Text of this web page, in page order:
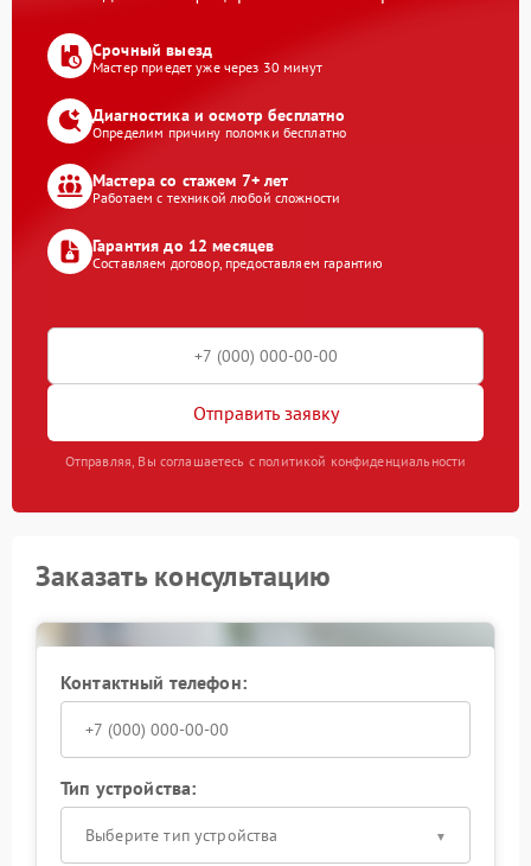
Срочный выезд
Мастер приедет уже через 30 минут
Диагностика и осмотр бесплатно
Определим причину поломки бесплатно
Мастера со стажем 7+ лет
Работаем с техникой любой сложности
Гарантия до 12 месяцев
Составляем договор, предоставляем гарантию
Отправить заявку
Отправляя, Вы соглашаетесь с политикой конфиденциальности
Заказать консультацию
Контактный телефон:
Тип устройства:
Выберите тип устройства